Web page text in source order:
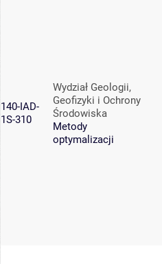
140-IAD-
1S-310
Wydział Geologii,
Geofizyki i Ochrony
Środowiska
Metody
optymalizacji